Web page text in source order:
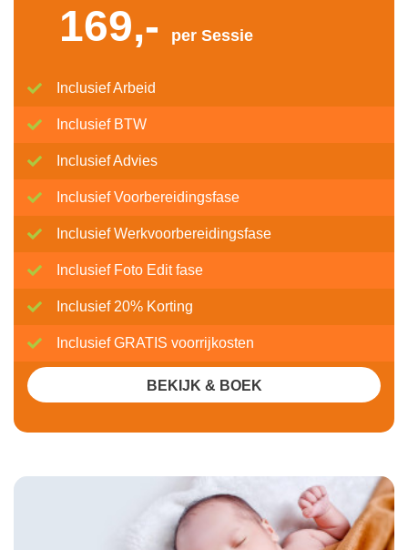
169,- per Sessie
Inclusief Arbeid
Inclusief BTW
Inclusief Advies
Inclusief Voorbereidingsfase
Inclusief Werkvoorbereidingsfase
Inclusief Foto Edit fase
Inclusief 20% Korting
Inclusief GRATIS voorrijkosten
BEKIJK & BOEK